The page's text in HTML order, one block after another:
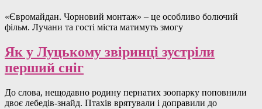
«Євромайдан. Чорновий монтаж» – це особливо болючий
фільм. Лучани та гості міста матимуть змогу
Як у Луцькому звіринці зустріли
перший сніг
До слова, нещодавно родину пернатих зоопарку поповнили
двоє лебедів-знайд. Птахів врятували і доправили до